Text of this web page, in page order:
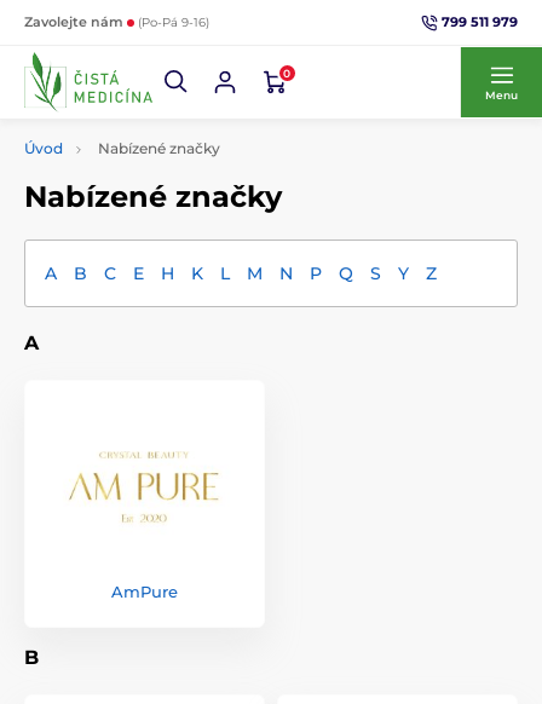
Zavolejte nám (Po-Pá 9-16) 799 511 979
0
Menu
Úvod Nabízené značky
Nabízené značky
A B C E H K L M N P Q S Y Z
A
AmPure
B